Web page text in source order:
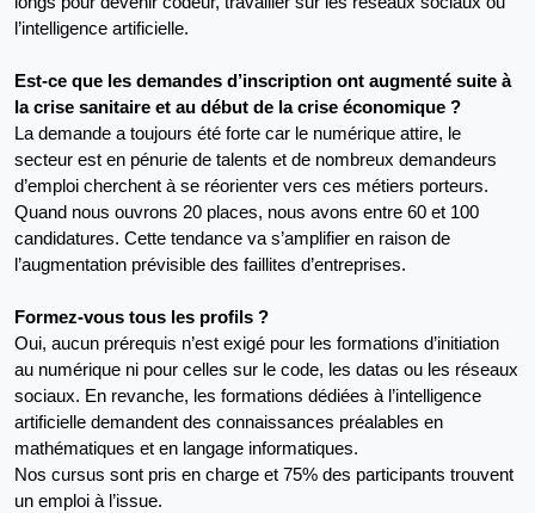
l’intelligence artificielle.
Est-ce que les demandes d’inscription ont augmenté suite à
la crise sanitaire et au début de la crise économique ?
La demande a toujours été forte car le numérique attire, le
secteur est en pénurie de talents et de nombreux demandeurs
d’emploi cherchent à se réorienter vers ces métiers porteurs.
Quand nous ouvrons 20 places, nous avons entre 60 et 100
candidatures. Cette tendance va s’amplifier en raison de
l’augmentation prévisible des faillites d’entreprises.
Formez-vous tous les profils ?
Oui, aucun prérequis n’est exigé pour les formations d’initiation
au numérique ni pour celles sur le code, les datas ou les réseaux
sociaux. En revanche, les formations dédiées à l’intelligence
artificielle demandent des connaissances préalables en
mathématiques et en langage informatiques.
Nos cursus sont pris en charge et 75% des participants trouvent
un emploi à l’issue.